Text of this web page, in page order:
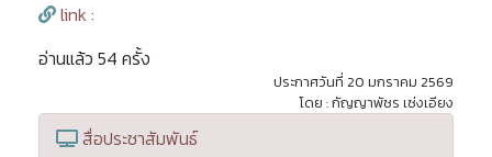
link :
อ่านแล้ว 54 ครั้ง
ประกาศวันที่ 20 มกราคม 2569
โดย : กัญญาพัชร เซ่งเอียง
สื่อประชาสัมพันธ์